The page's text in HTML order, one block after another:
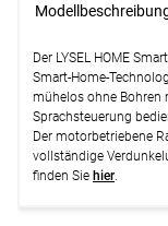
Der LYSEL HOME
Smart-Home-
mühelos ohne Bohren
Sprachsteuerung
Der motorbetriebene
vollständige
finden Sie hier.